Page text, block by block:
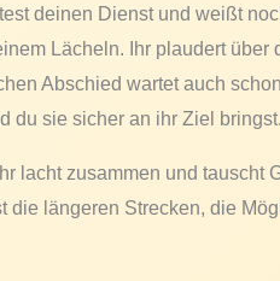
deinen Dienst und weißt
Lächeln. Ihr plaudert
Abschied wartet auch
du sie sicher an ihr Ziel bringst.
lacht zusammen und tauscht
längeren Strecken, die